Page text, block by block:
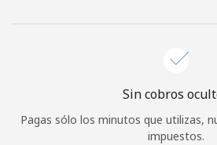
Sin cobros
Pagas sólo los minutos que utilizas,
impuestos.